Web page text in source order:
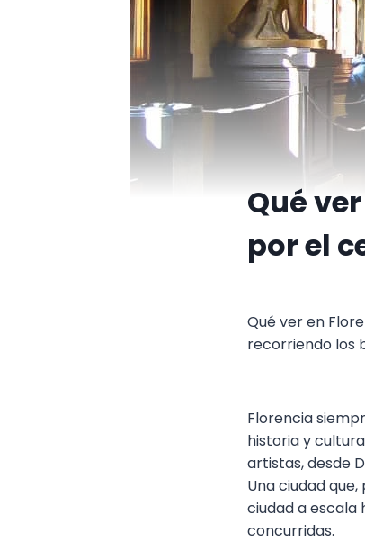
Qué
por el
Qué ver en
recorriendo los
Florencia
historia y
artistas, desde
Una ciudad
ciudad a escala
concurridas.